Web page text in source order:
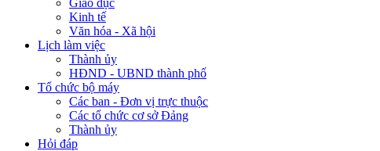
Giáo dục
Kinh tế
Văn hóa - Xã hội
Lịch làm việc
Thành ủy
HĐND - UBND thành phố
Tổ chức bộ máy
Các ban - Đơn vị trực thuộc
Các tổ chức cơ sở Đảng
Thành ủy
Hỏi đáp